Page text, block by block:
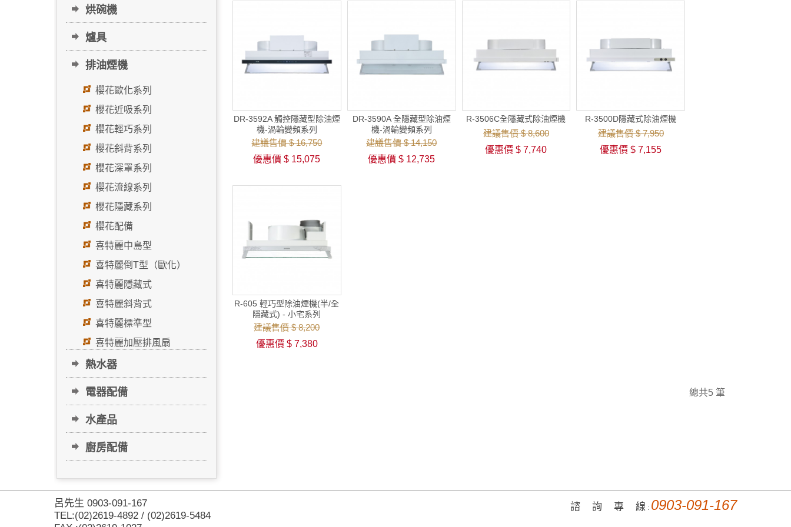
烘碗機
爐具
排油煙機
櫻花歐化系列
櫻花近吸系列
櫻花輕巧系列
櫻花斜背系列
櫻花深罩系列
櫻花流線系列
櫻花隱藏系列
櫻花配備
喜特麗中島型
喜特麗倒T型（歐化）
喜特麗隱藏式
喜特麗斜背式
喜特麗標準型
喜特麗加壓排風扇
熱水器
電器配備
水產品
廚房配備
DR-3592A 觸控隱藏型除油煙
機-渦輪變頻系列
建議售價 $ 16,750
優惠價 $ 15,075
DR-3590A 全隱藏型除油煙
機-渦輪變頻系列
建議售價 $ 14,150
優惠價 $ 12,735
R-3506C全隱藏式除油煙機
建議售價 $ 8,600
優惠價 $ 7,740
R-3500D隱藏式除油煙機
建議售價 $ 7,950
優惠價 $ 7,155
R-605 輕巧型除油煙機(半/全
隱藏式) - 小宅系列
建議售價 $ 8,200
優惠價 $ 7,380
總共5 筆
呂先生 0903-091-167
TEL:(02)2619-4892 / (02)2619-5484
諮 詢 專 線 : 0903-091-167